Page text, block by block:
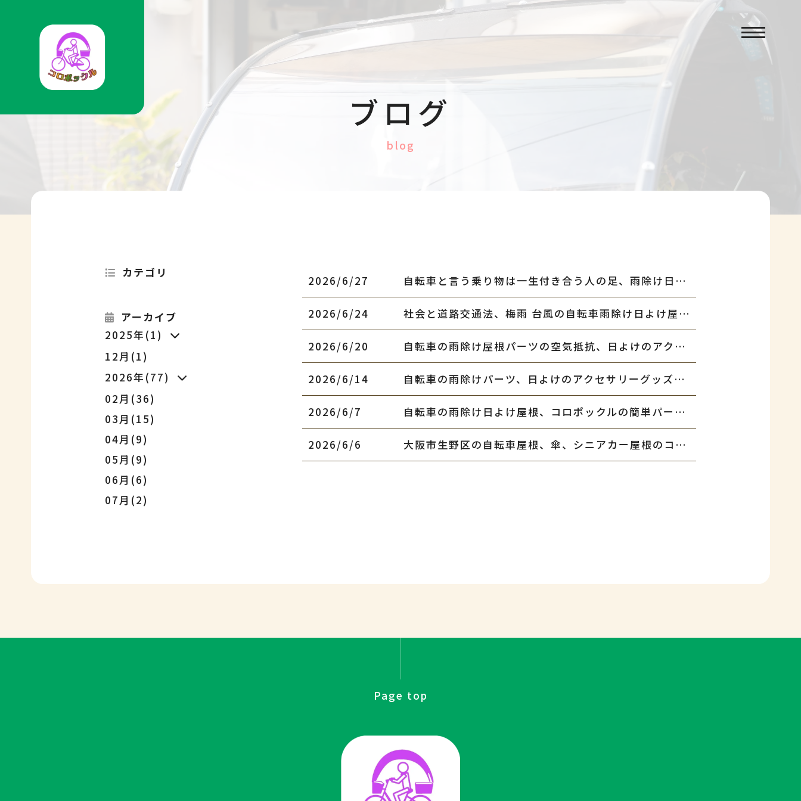
ブログ
blog
2026/6/27 自転車と言う乗り物は一生付き合う人の足、雨除け日よけ屋根カバー
2026/6/24 社会と道路交通法、梅雨 台風の自転車雨除け日よけ屋根のそなえ
2026/6/20 自転車の雨除け屋根パーツの空気抵抗、日よけのアクセサリー
2026/6/14 自転車の雨除けパーツ、日よけのアクセサリーグッズ屋根の特徴
2026/6/7 自転車の雨除け日よけ屋根、コロポックルの簡単パーツ交換
2026/6/6 大阪市生野区の自転車屋根、傘、シニアカー屋根のコロポックル
カテゴリ
アーカイブ
2025年(1)
12月(1)
2026年(77)
02月(36)
03月(15)
04月(9)
05月(9)
06月(6)
07月(2)
Page top